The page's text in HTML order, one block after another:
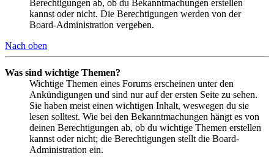
Berechtigungen ab, ob du Bekanntmachungen erstellen
kannst oder nicht. Die Berechtigungen werden von der
Board-Administration vergeben.
Nach oben
Was sind wichtige Themen?
Wichtige Themen eines Forums erscheinen unter den
Ankündigungen und sind nur auf der ersten Seite zu sehen.
Sie haben meist einen wichtigen Inhalt, weswegen du sie
lesen solltest. Wie bei den Bekanntmachungen hängt es von
deinen Berechtigungen ab, ob du wichtige Themen erstellen
kannst oder nicht; die Berechtigungen stellt die Board-
Administration ein.